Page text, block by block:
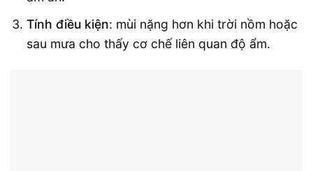
Tính điều kiện: mùi nặng hơn khi trời nồm hoặc
sau mưa cho thấy cơ chế liên quan độ ẩm.